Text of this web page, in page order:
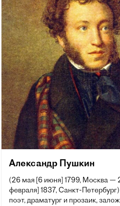
Александр Пушкин
(26 мая [6 июня] 1799, Москва —
февраля] 1837, Санкт-
поэт, драматург и прозаик,